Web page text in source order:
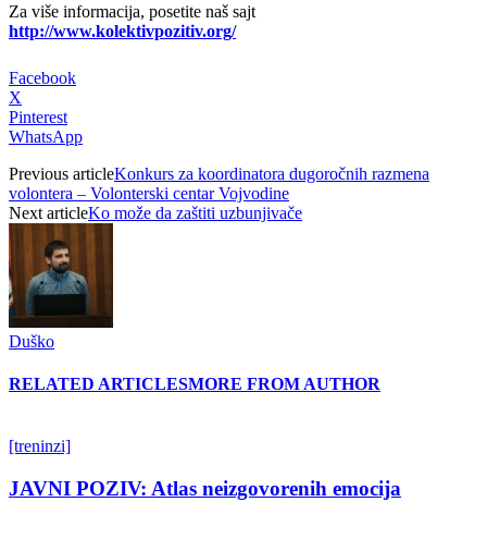
Za više informacija, posetite naš sajt
http://www.kolektivpozitiv.org/
Facebook
X
Pinterest
WhatsApp
Previous articleKonkurs za koordinatora dugoročnih razmena
volontera – Volonterski centar Vojvodine
Next articleKo može da zaštiti uzbunjivače
Duško
RELATED ARTICLESMORE FROM AUTHOR
[treninzi]
JAVNI POZIV: Atlas neizgovorenih emocija